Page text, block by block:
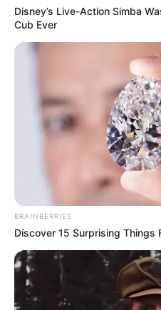
8 Kata Lucu Seputar
Minggu ala Jomblo
10 Desain Kanopi
Tidur, Serasa
Disney’s Live-Action Simba
Cub Ever
BRAINBERRIES
Discover 15 Surprising Things